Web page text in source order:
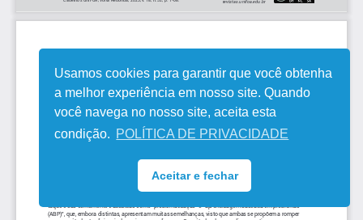
Usamos cookies para garantir que você obtenha
a melhor experiência em nosso site. Quando
você navega no nosso site, aceita esta
condição. POLÍTICA DE PRIVACIDADE
Aceitar e fechar